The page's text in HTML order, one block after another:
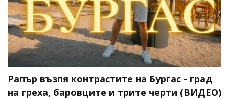
Рапър възпя контрастите на Бургас - град
на греха, баровците и трите черти (ВИДЕО)